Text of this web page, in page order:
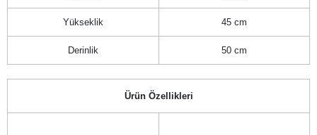
Yükseklik 45 cm
Derinlik 50 cm
Ürün Özellikleri